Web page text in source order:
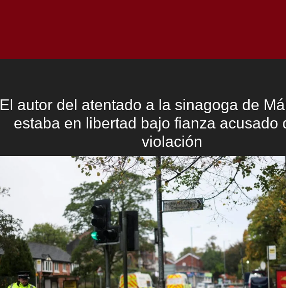
El autor del atentado a la sinagoga de
estaba en libertad bajo fianza acusado
violación